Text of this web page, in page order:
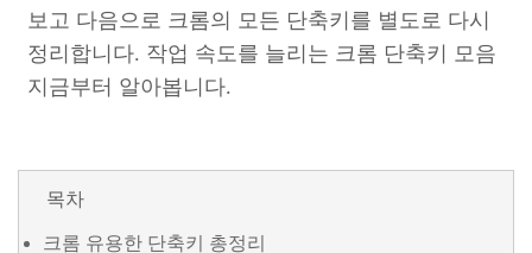
보고 다음으로 크롬의 모든 단축키를 별도로 다시
정리합니다. 작업 속도를 늘리는 크롬 단축키 모음
지금부터 알아봅니다.
목차
크롬 유용한 단축키 총정리